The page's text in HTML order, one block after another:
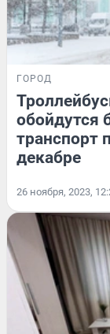
ГОРОД
обойдутся
транспорт
декабре
26 ноября, 2023,